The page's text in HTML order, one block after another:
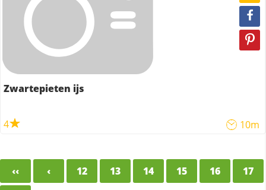
Zwartepieten ijs
4 10m
‹‹ ‹ 12 13 14 15 16
17